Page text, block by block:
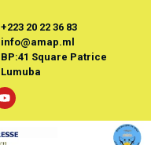
+223 20 22 36 83
info@amap.ml
BP:41 Square Patrice
Lumuba